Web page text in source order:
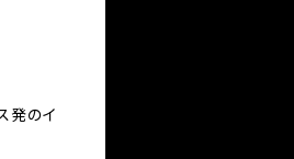
発のイ